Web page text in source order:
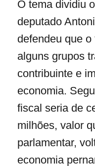
O tema dividiu
deputado
defendeu que
alguns grupos
contribuinte e
economia.
fiscal seria de
milhões, valor
parlamentar,
economia